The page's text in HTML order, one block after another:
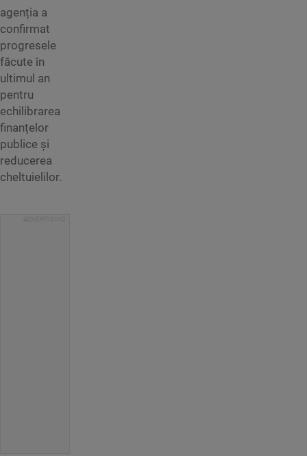
agenția a
confirmat
progresele
făcute în
ultimul an
pentru
echilibrarea
finanțelor
publice și
reducerea
cheltuielilor.